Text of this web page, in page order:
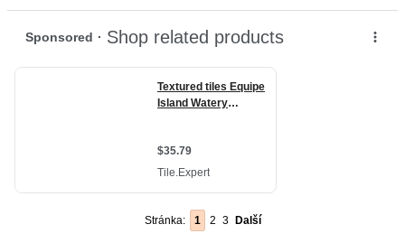
Stránka: 1 2 3 Další